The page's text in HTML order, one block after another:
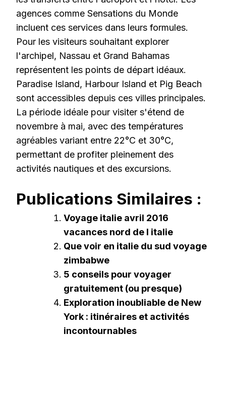
agences comme Sensations du Monde
incluent ces services dans leurs formules.
Pour les visiteurs souhaitant explorer
l'archipel, Nassau et Grand Bahamas
représentent les points de départ idéaux.
Paradise Island, Harbour Island et Pig Beach
sont accessibles depuis ces villes principales.
La période idéale pour visiter s'étend de
novembre à mai, avec des températures
agréables variant entre 22°C et 30°C,
permettant de profiter pleinement des
activités nautiques et des excursions.
Publications Similaires :
Voyage italie avril 2016
vacances nord de l italie
Que voir en italie du sud voyage
zimbabwe
5 conseils pour voyager
gratuitement (ou presque)
Exploration inoubliable de New
York : itinéraires et activités
incontournables